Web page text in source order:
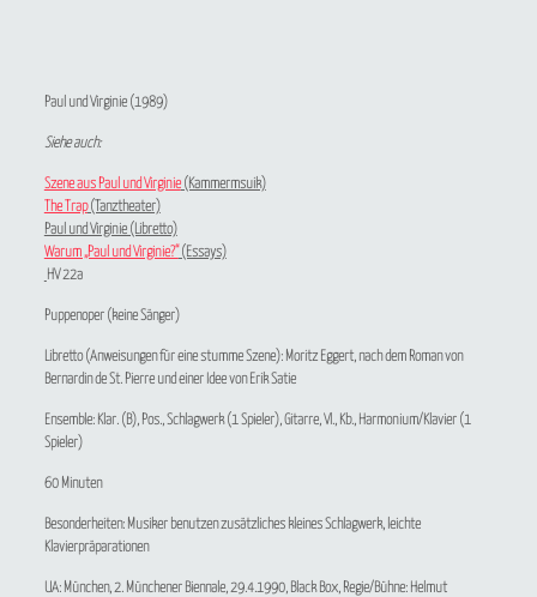
Paul und Virginie (1989)
Siehe auch:
Szene aus Paul und Virginie(Kammermsuik)
The Trap(Tanztheater)
Paul und Virginie (Libretto)
Warum „Paul und Virginie?“(Essays)
HV 22a
Puppenoper (keine Sänger)
Libretto (Anweisungen für eine stumme Szene): Moritz Eggert, nach dem Roman von
Bernardin de St. Pierre und einer Idee von Erik Satie
Ensemble: Klar. (B), Pos., Schlagwerk (1 Spieler), Gitarre, Vl., Kb., Harmonium/Klavier (1
Spieler)
60 Minuten
Besonderheiten: Musiker benutzen zusätzliches kleines Schlagwerk, leichte
Klavierpräparationen
UA: München, 2. Münchener Biennale, 29.4.1990, Black Box, Regie/Bühne: Helmut